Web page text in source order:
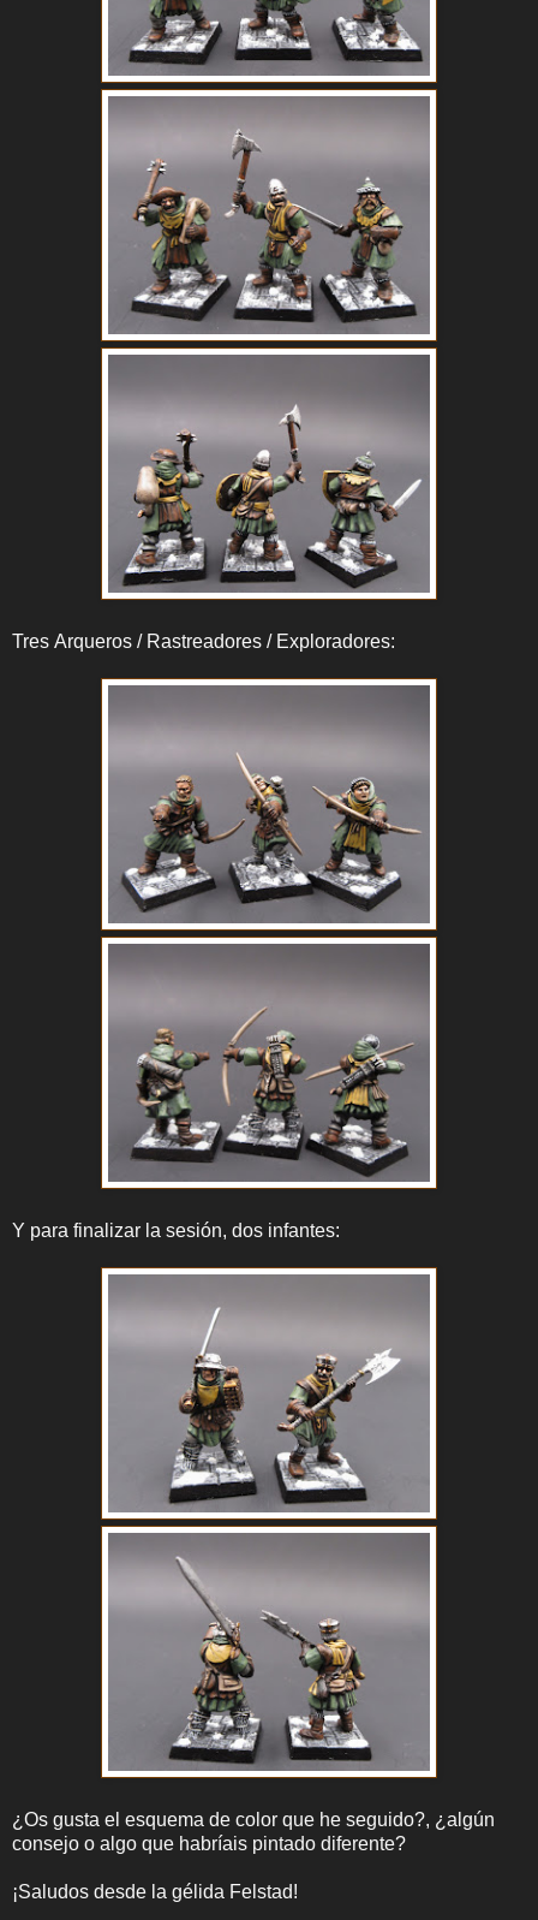
Tres Arqueros / Rastreadores / Exploradores:
Y para finalizar la sesión, dos infantes:
¿Os gusta el esquema de color que he seguido?, ¿algún
consejo o algo que habríais pintado diferente?
¡Saludos desde la gélida Felstad!